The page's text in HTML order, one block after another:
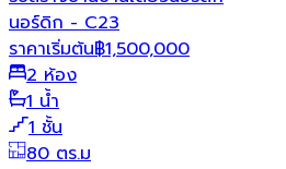
นอร์ดิก - C23
ราคาเริ่มต้น฿1,500,000
2 ห้อง
1 น้ำ
1 ชั้น
80 ตร.ม